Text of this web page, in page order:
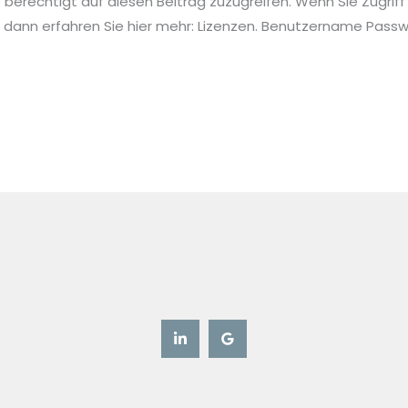
erfahren Sie hier mehr: Lizenzen. Benutzername